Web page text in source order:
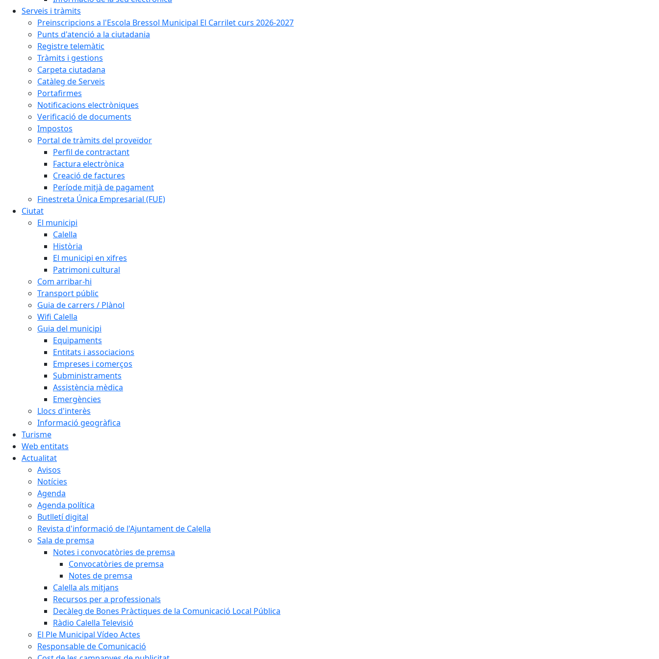
Serveis i tràmits
Preinscripcions a l'Escola Bressol Municipal El Carrilet curs 2026-2027
Punts d'atenció a la ciutadania
Registre telemàtic
Tràmits i gestions
Carpeta ciutadana
Catàleg de Serveis
Portafirmes
Notificacions electròniques
Verificació de documents
Impostos
Portal de tràmits del proveïdor
Perfil de contractant
Factura electrònica
Creació de factures
Període mitjà de pagament
Finestreta Única Empresarial (FUE)
Ciutat
El municipi
Calella
Història
El municipi en xifres
Patrimoni cultural
Com arribar-hi
Transport públic
Guia de carrers / Plànol
Wifi Calella
Guia del municipi
Equipaments
Entitats i associacions
Empreses i comerços
Subministraments
Assistència mèdica
Emergències
Llocs d'interès
Informació geogràfica
Turisme
Web entitats
Actualitat
Avisos
Notícies
Agenda
Agenda política
Butlletí digital
Revista d'informació de l'Ajuntament de Calella
Sala de premsa
Notes i convocatòries de premsa
Convocatòries de premsa
Notes de premsa
Calella als mitjans
Recursos per a professionals
Decàleg de Bones Pràctiques de la Comunicació Local Pública
Ràdio Calella Televisió
El Ple Municipal Vídeo Actes
Responsable de Comunicació